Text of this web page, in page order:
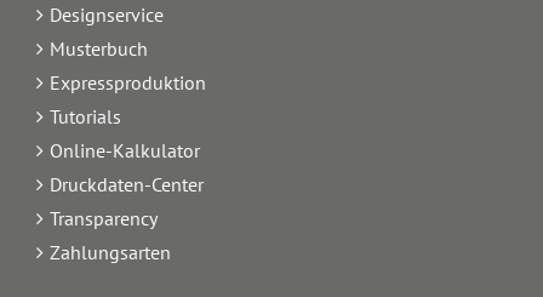
Designservice
Musterbuch
Expressproduktion
Tutorials
Online-Kalkulator
Druckdaten-Center
Transparency
Zahlungsarten